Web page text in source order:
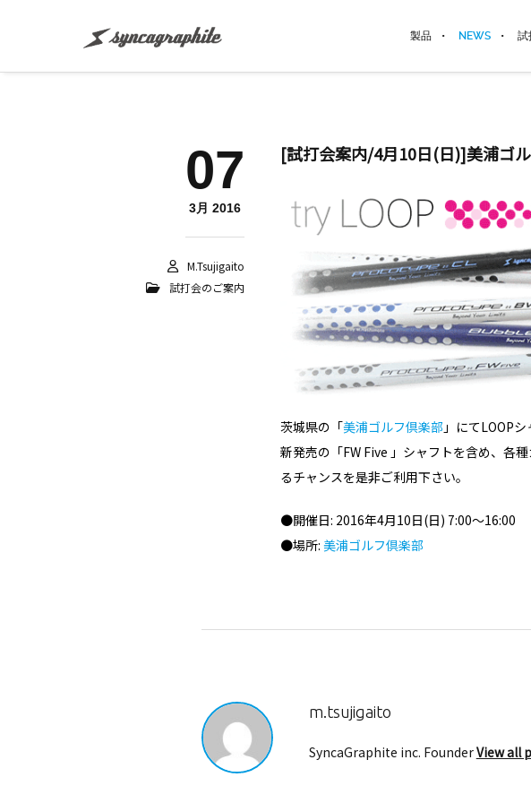
製品 NEWS 試
07
3月 2016
M.tsujigaito
試打会のご案内
[試打会案内/4月10日(日)]美浦ゴ
茨城県の「美浦ゴルフ倶楽部 」にてLOOP
新発売の「FW Five 」シャフトを含め、各
るチャンスを是非ご利用下さい。
●開催日: 2016年4月10日(日) 7:00～16:00
●場所:美浦ゴルフ倶楽部
m.tsujigaito
SyncaGraphite inc. FounderView all